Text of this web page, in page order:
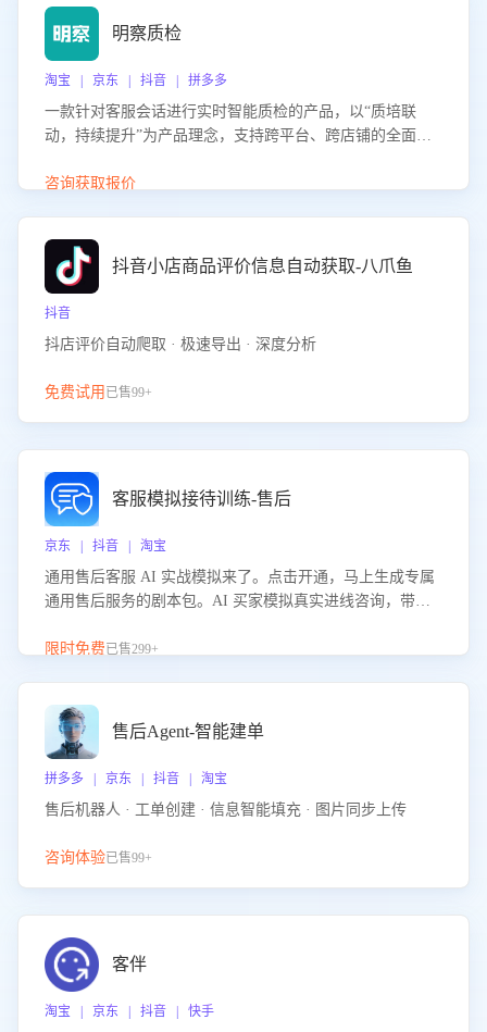
明察质检
淘宝 | 京东 | 抖音 | 拼多多
一款针对客服会话进行实时智能质检的产品，以“质培联
动，持续提升”为产品理念，支持跨平台、跨店铺的全面、
升客服团队的销服能力。
咨询获取报价
抖音小店商品评价信息自动获取-八爪鱼
抖音
抖店评价自动爬取 · 极速导出 · 深度分析
免费试用 已售99+
客服模拟接待训练-售后
京东 | 抖音 | 淘宝
通用售后客服 AI 实战模拟来了。点击开通，马上生成专属
通用售后服务的剧本包。AI 买家模拟真实进线咨询，带您
的应对要点，轻松提升服务能力。
限时免费已售299+
售后Agent-智能建单
拼多多 | 京东 | 抖音 | 淘宝
售后机器人 · 工单创建 · 信息智能填充 · 图片同步上传
咨询体验已售99+
客伴
淘宝 | 京东 | 抖音 | 快手